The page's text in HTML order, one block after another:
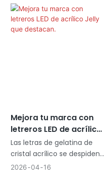
Mejora tu marca con
letreros LED de acrílico
Jelly que destacan.
Las letras de gelatina de
cristal acrílico se despiden
de la frialdad industrial,
2026 04 16